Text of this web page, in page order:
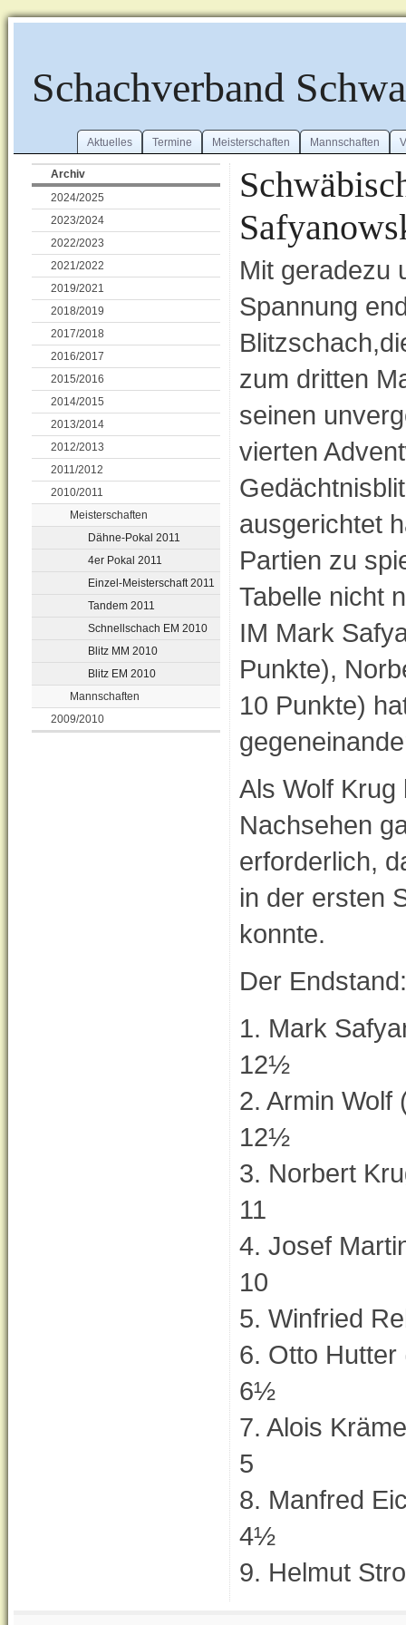
Schachverband
Aktuelles Termine Meisterschaften Mannschaften
Archiv
2024/2025
2023/2024
2022/2023
2021/2022
2019/2021
2018/2019
2017/2018
2016/2017
2015/2016
2014/2015
2013/2014
2012/2013
2011/2012
2010/2011
Meisterschaften
Dähne-Pokal 2011
4er Pokal 2011
Einzel-Meisterschaft 2011
Tandem 2011
Schnellschach EM 2010
Blitz MM 2010
Blitz EM 2010
Mannschaften
2009/2010
Mit geradezu
Spannung
zum dritten
seinen
vierten
ausgerichtet
Partien zu
Tabelle nicht
IM Mark
Punkte),
10 Punkte)
Als Wolf
Nachsehen
erforderlich,
in der ersten
konnte.
Der Endstand:
1. Mark
12½
2. Armin
12½
3.
11
4. Josef
10
5.
6. Otto
6½
7.
5
8.
4½
9.